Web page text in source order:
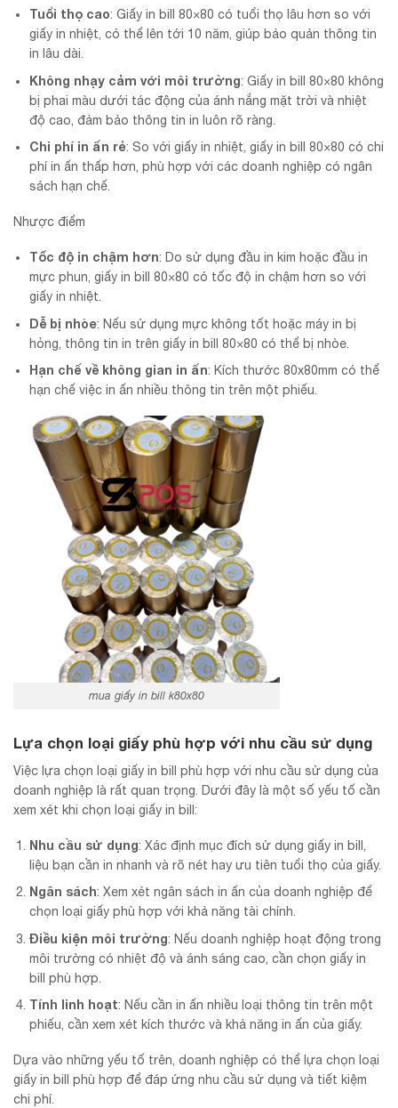
Tuổi thọ cao: Giấy in bill 80×80 có tuổi thọ lâu hơn so với
giấy in nhiệt, có thể lên tới 10 năm, giúp bảo quản thông tin
in lâu dài.
Không nhạy cảm với môi trường: Giấy in bill 80×80 không
bị phai màu dưới tác động của ánh nắng mặt trời và nhiệt
độ cao, đảm bảo thông tin in luôn rõ ràng.
Chi phí in ấn rẻ: So với giấy in nhiệt, giấy in bill 80×80 có chi
phí in ấn thấp hơn, phù hợp với các doanh nghiệp có ngân
sách hạn chế.
Nhược điểm
Tốc độ in chậm hơn: Do sử dụng đầu in kim hoặc đầu in
mực phun, giấy in bill 80×80 có tốc độ in chậm hơn so với
giấy in nhiệt.
Dễ bị nhòe: Nếu sử dụng mực không tốt hoặc máy in bị
hỏng, thông tin in trên giấy in bill 80×80 có thể bị nhòe.
Hạn chế về không gian in ấn: Kích thước 80x80mm có thể
hạn chế việc in ấn nhiều thông tin trên một phiếu.
mua giấy in bill k80x80
Lựa chọn loại giấy phù hợp với nhu cầu sử dụng
Việc lựa chọn loại giấy in bill phù hợp với nhu cầu sử dụng của
doanh nghiệp là rất quan trọng. Dưới đây là một số yếu tố cần
xem xét khi chọn loại giấy in bill:
Nhu cầu sử dụng: Xác định mục đích sử dụng giấy in bill,
liệu bạn cần in nhanh và rõ nét hay ưu tiên tuổi thọ của giấy.
Ngân sách: Xem xét ngân sách in ấn của doanh nghiệp để
chọn loại giấy phù hợp với khả năng tài chính.
Điều kiện môi trường: Nếu doanh nghiệp hoạt động trong
môi trường có nhiệt độ và ánh sáng cao, cần chọn giấy in
bill phù hợp.
Tính linh hoạt: Nếu cần in ấn nhiều loại thông tin trên một
phiếu, cần xem xét kích thước và khả năng in ấn của giấy.
Dựa vào những yếu tố trên, doanh nghiệp có thể lựa chọn loại
giấy in bill phù hợp để đáp ứng nhu cầu sử dụng và tiết kiệm
chi phí.